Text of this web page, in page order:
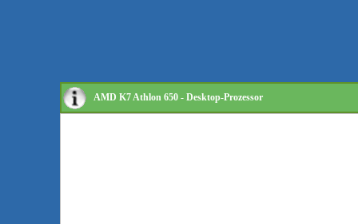
AMD K7 Athlon 650 - Desktop-Prozessor